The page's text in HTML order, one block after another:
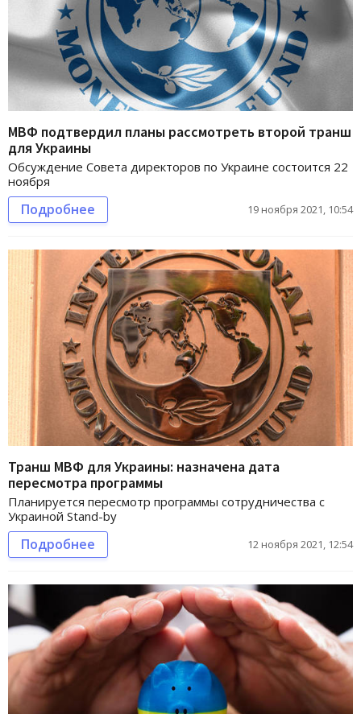
МВФ подтвердил планы рассмотреть второй транш
для Украины
Обсуждение Совета директоров по Украине состоится 22
ноября
Подробнее 19 ноября 2021, 10:54
Транш МВФ для Украины: назначена дата
пересмотра программы
Планируется пересмотр программы сотрудничества с
Украиной Stand-by
Подробнее 12 ноября 2021, 12:54